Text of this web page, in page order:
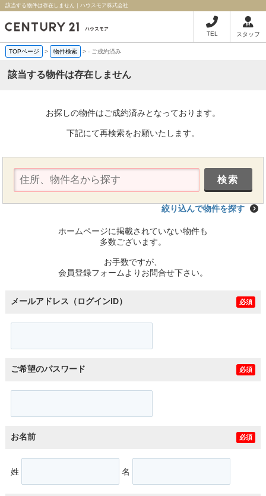
該当する物件は存在しません｜ハウスモア株式会社
TEL スタッフ
TOPページ > 物件検索 >- ご成約済み
該当する物件は存在しません
お探しの物件はご成約済みとなっております。
下記にて再検索をお願いたします。
絞り込んで物件を探す
ホームページに掲載されていない物件も
多数ございます。
お手数ですが、
会員登録フォームよりお問合せ下さい。
メールアドレス（ログインID） 必須
ご希望のパスワード 必須
お名前 必須
姓 名